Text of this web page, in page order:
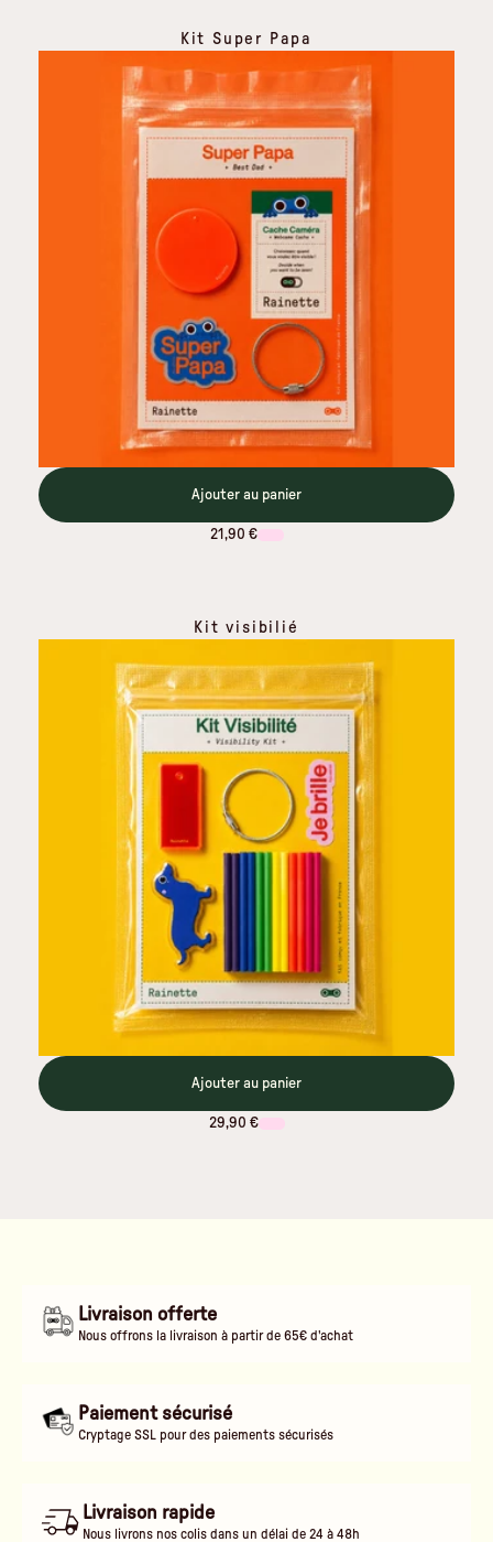
Kit Super Papa
Ajouter au panier
21,90 €
Kit visibilié
Ajouter au panier
29,90 €
Livraison offerte
Nous offrons la livraison à partir de 65€ d'achat
Paiement sécurisé
Cryptage SSL pour des paiements sécurisés
Livraison rapide
Nous livrons nos colis dans un délai de 24 à 48h